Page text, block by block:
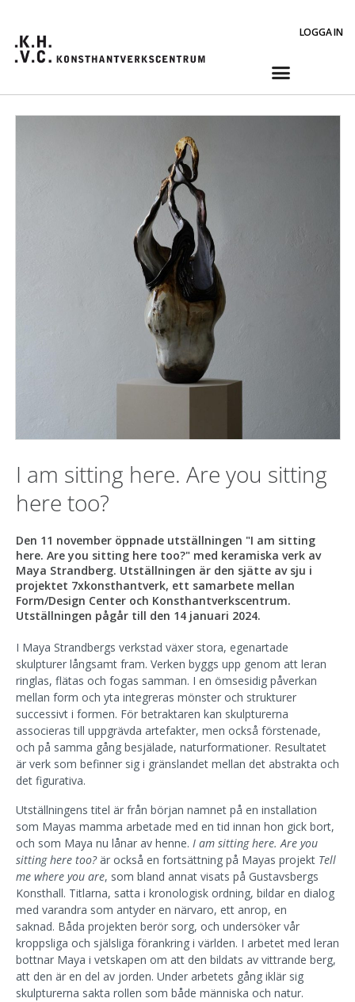
LOGGA IN
I am sitting here. Are you sitting
here too?
Den 11 november öppnade utställningen "I am sitting
here. Are you sitting here too?" med keramiska verk av
Maya Strandberg. Utställningen är den sjätte av sju i
projektet 7xkonsthantverk, ett samarbete mellan
Form/Design Center och Konsthantverkscentrum.
Utställningen pågår till den 14 januari 2024.
I Maya Strandbergs verkstad växer stora, egenartade
skulpturer långsamt fram. Verken byggs upp genom att leran
ringlas, flätas och fogas samman. I en ömsesidig påverkan
mellan form och yta integreras mönster och strukturer
successivt i formen. För betraktaren kan skulpturerna
associeras till uppgrävda artefakter, men också förstenade,
och på samma gång besjälade, naturformationer. Resultatet
är verk som befinner sig i gränslandet mellan det abstrakta och
det figurativa.
Utställningens titel är från början namnet på en installation
som Mayas mamma arbetade med en tid innan hon gick bort,
och som Maya nu lånar av henne. I am sitting here. Are you
sitting here too?är också en fortsättning på Mayas projekt Tell
me where you are, som bland annat visats på Gustavsbergs
Konsthall. Titlarna, satta i kronologisk ordning, bildar en dialog
med varandra som antyder en närvaro, ett anrop, en
saknad. Båda projekten berör sorg, och undersöker vår
kroppsliga och själsliga förankring i världen. I arbetet med leran
bottnar Maya i vetskapen om att den bildats av vittrande berg,
att den är en del av jorden. Under arbetets gång iklär sig
skulpturerna sakta rollen som både människa och natur.